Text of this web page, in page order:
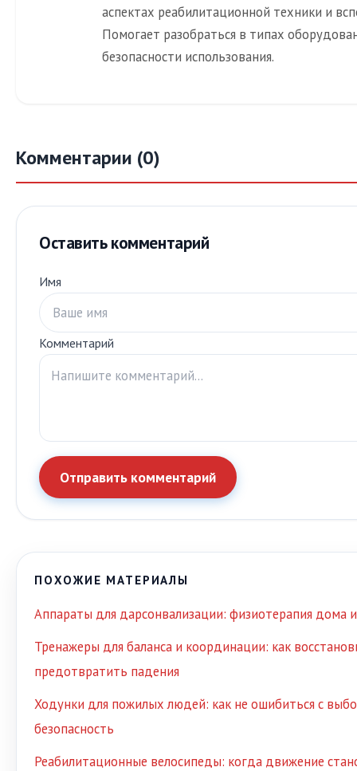
аспектах реабилитационной техники и
Помогает разобраться в типах
безопасности использования.
Комментарии (0)
Оставить комментарий
Имя
Комментарий
Отправить комментарий
ПОХОЖИЕ МАТЕРИАЛЫ
Аппараты для дарсонвализации: физиотерапия дома
Тренажеры для баланса и координации: как
предотвратить падения
Ходунки для пожилых людей: как не ошибиться с
безопасность
Реабилитационные велосипеды: когда движение